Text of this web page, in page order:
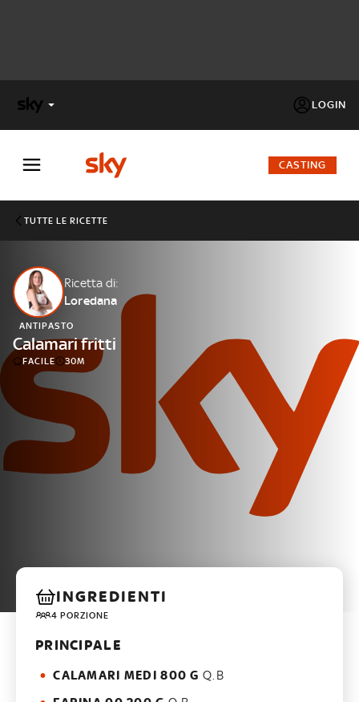
LOGIN
FACTOR
Cos’altro vedere:
PROGRAMMI SKY
Un mondo di offerte:
SKY.IT
NOW
CASTING
TUTTE LE RICETTE
Ricetta di:
Loredana
ANTIPASTO
Calamari fritti
FACILE 30M
INGREDIENTI
4 PORZIONE
PRINCIPALE
CALAMARI MEDI 800 G Q.B